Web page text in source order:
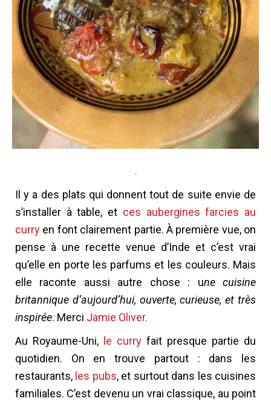
Il y a des plats qui donnent tout de suite envie de
s’installer à table, et ces aubergines farcies au
curry en font clairement partie. À première vue, on
pense à une recette venue d’Inde et c’est vrai
qu’elle en porte les parfums et les couleurs. Mais
elle raconte aussi autre chose : une cuisine
britannique d’aujourd’hui, ouverte, curieuse, et très
inspirée. Merci Jamie Oliver.
Au Royaume-Uni,
le curry fait presque partie du
quotidien. On en trouve partout : dans les
restaurants, les pubs, et surtout dans les cuisines
familiales. C’est devenu un vrai classique, au point